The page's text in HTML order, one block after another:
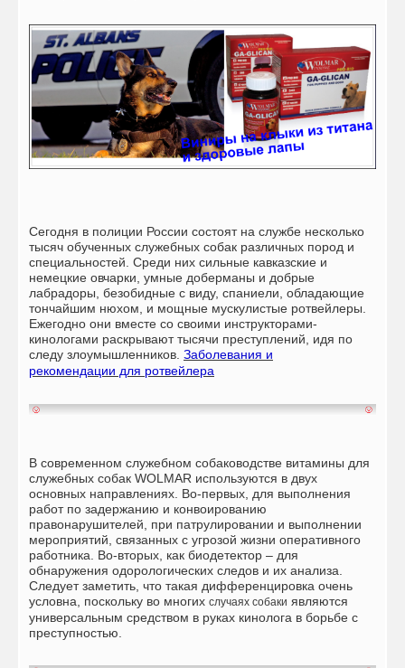
Сегодня в полиции России состоят на службе несколько
тысяч обученных служебных собак различных пород и
специальностей. Среди них сильные кавказские и
немецкие овчарки, умные доберманы и добрые
лабрадоры, безобидные с виду, спаниели, обладающие
тончайшим нюхом, и мощные мускулистые ротвейлеры.
Ежегодно они вместе со своими инструкторами-
кинологами раскрывают тысячи преступлений, идя по
следу злоумышленников. Заболевания и
рекомендации для ротвейлера
В современном служебном собаководстве витамины для
служебных собак WOLMAR используются в двух
основных направлениях. Во-первых, для выполнения
работ по задержанию и конвоированию
правонарушителей, при патрулировании и выполнении
мероприятий, связанных с угрозой жизни оперативного
работника. Во-вторых, как биодетектор – для
обнаружения одорологических следов и их анализа.
Следует заметить, что такая дифференцировка очень
условна, поскольку во многих случаях собаки являются
универсальным средством в руках кинолога в борьбе с
преступностью.